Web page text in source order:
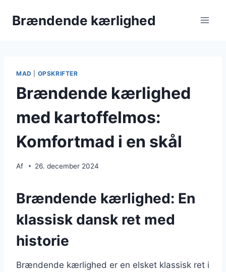
Brændende kærlighed
MAD OPSKRIFTER
Brændende kærlighed
med kartoffelmos:
Komfortmad i en skål
Af 26. december 2024
Brændende kærlighed: En
klassisk dansk ret med
historie
Brændende kærlighed er en elsket klassisk ret i